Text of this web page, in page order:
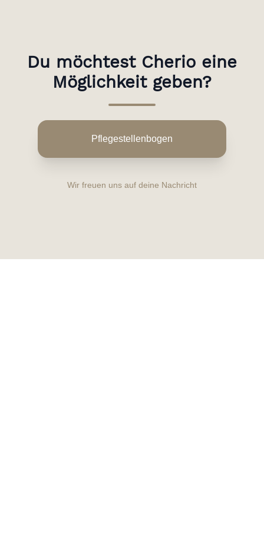
Du möchtest Cherio eine
Möglichkeit geben?
Pflegestellenbogen
Wir freuen uns auf deine Nachricht